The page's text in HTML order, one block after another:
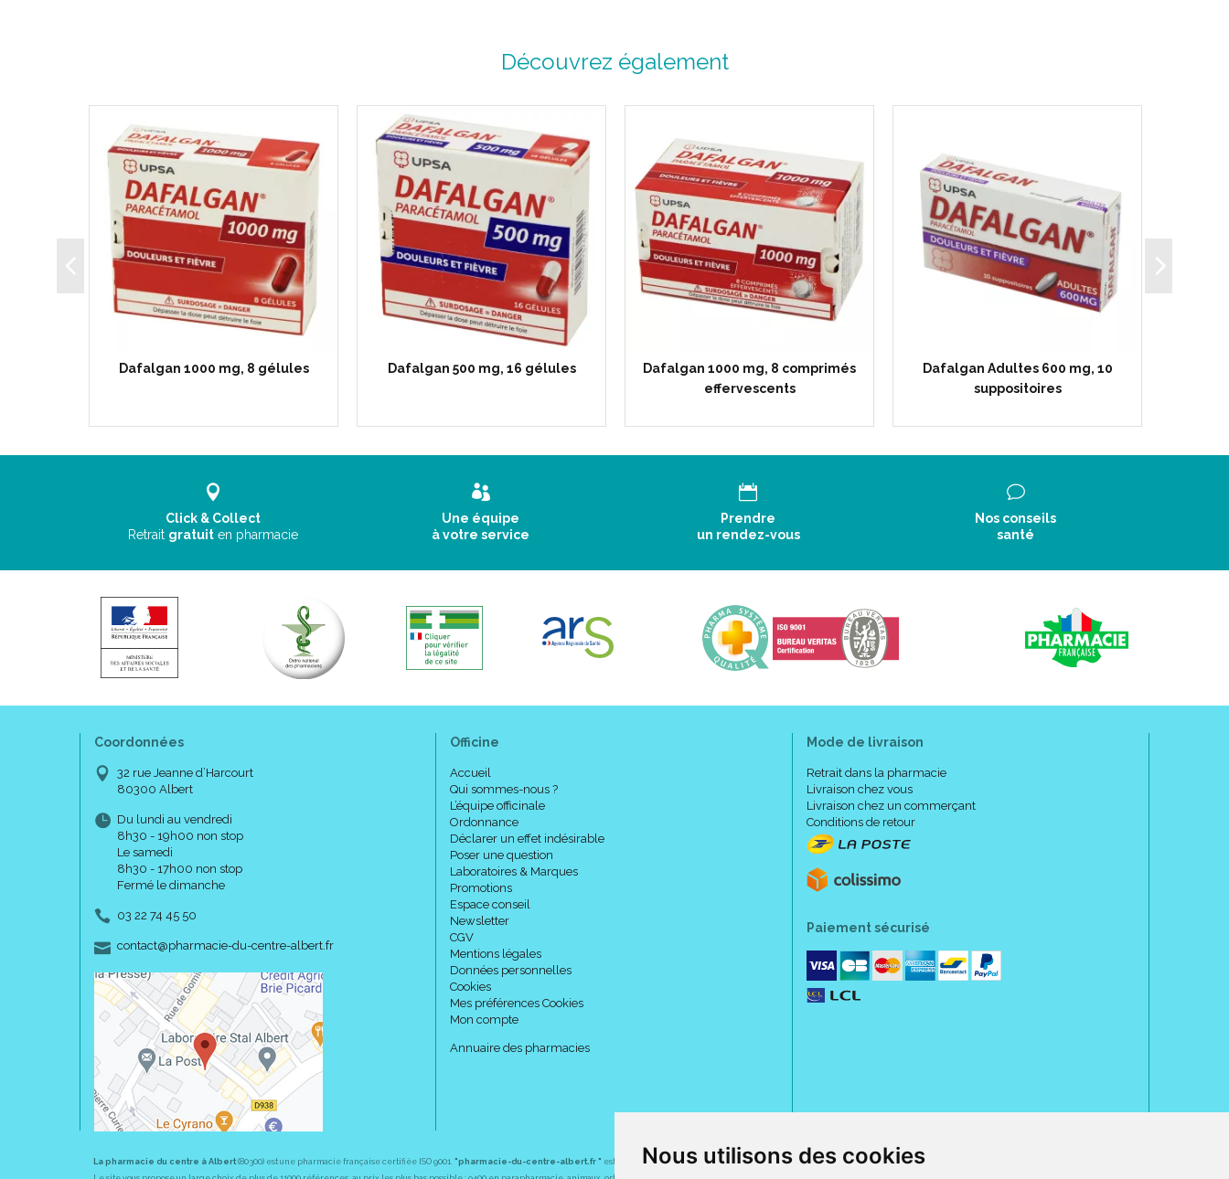
Nous utilisons des cookies
Découvrez également
Dafalgan 1000 mg, 8 gélules Dafalgan 500 mg, 16 gélules
Dafalgan 1000 mg, 8 comprimés
effervescents
Dafalgan Adultes 600 mg, 10
suppositoires
Click & Collect
Retrait gratuit en pharmacie
Une équipe
à votre service
Prendre
un rendez-vous
Nos conseils
santé
Coordonnées
32 rue Jeanne d’Harcourt
80300 Albert
Du lundi au vendredi
8h30 - 19h00 non stop
Le samedi
8h30 - 17h00 non stop
Fermé le dimanche
03 22 74 45 50
contact-
@-
pharmacie-du-centre-albert.fr
Officine
Accueil
Qui sommes-nous ?
L’équipe officinale
Ordonnance
Déclarer un effet indésirable
Poser une question
Laboratoires & Marques
Promotions
Espace conseil
Newsletter
CGV
Mentions légales
Données personnelles
Cookies
Mes préférences Cookies
Mon compte
Annuaire des pharmacies
Mode de livraison
Retrait dans la pharmacie
Livraison chez vous
Livraison chez un commerçant
Conditions de retour
Paiement sécurisé
La pharmacie du centre à Albert(80300) est une pharmacie française certifiée ISO 9001. "pharmacie-du-centre-albert.fr " est le site internet de la pharmacie du centre
, 32 rue Jeanne d' Harcourt, 80300 Albert.